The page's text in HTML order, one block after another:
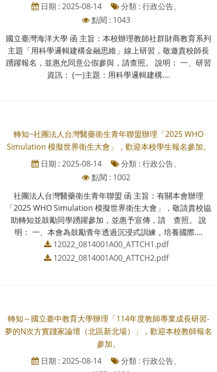
日期 : 2025-08-14
分類 : 行政公告、
點閱 : 1043
國立臺灣海洋大學 函 主旨：本校辦理教師社群財商教育系列
主題「用科學邏輯建構金融思維」線上研習，敬邀貴校師長
踴躍報名，並惠允同意公假參與，請查照。 說明： 一、研習
資訊： (一)主題：用科學邏輯建構....
轉知~社團法人台灣醫藥衛生青年聯盟辦理「2025 WHO
Simulation 模擬世界衛生大會」，歡迎本校學生報名參加。
日期 : 2025-08-14
分類 : 行政公告、
點閱 : 1002
社團法人台灣醫藥衛生青年聯盟 函 主旨：有關本會辦理
「2025 WHO Simulation 模擬世界衛生大會」，敬請貴校協
助轉知並鼓勵同學踴躍參加，並惠予宣傳，請 查照。 說
明： 一、本會為鼓勵青年透過沉浸式訓練，培養國際....
12022_0814001A00_ATTCH1.pdf
12022_0814001A00_ATTCH2.pdf
轉知～國立臺中教育大學辦理「114年度教師專業成長研習-
夢的N次方實踐家論壇（北區新北場）」，歡迎本校教師報名
參加。
日期 : 2025-08-14
分類 : 行政公告、